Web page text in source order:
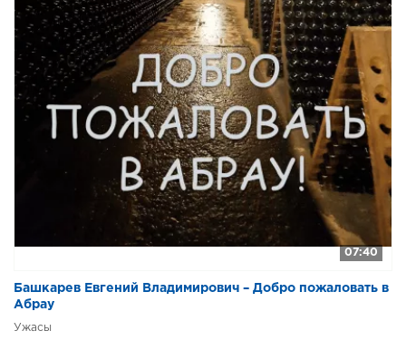
07:40
Башкарев Евгений Владимирович – Добро пожаловать в
Абрау
Ужасы